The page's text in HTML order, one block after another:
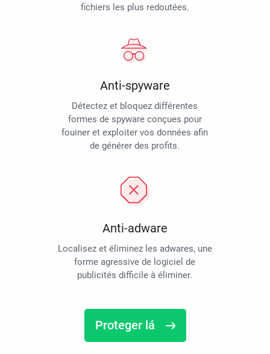
fichiers les plus redoutées.
Anti-spyware
Détectez et bloquez différentes
formes de spyware conçues pour
fouiner et exploiter vos données afin
de générer des profits.
Anti-adware
Localisez et éliminez les adwares, une
forme agressive de logiciel de
publicités difficile à éliminer.
Proteger lá